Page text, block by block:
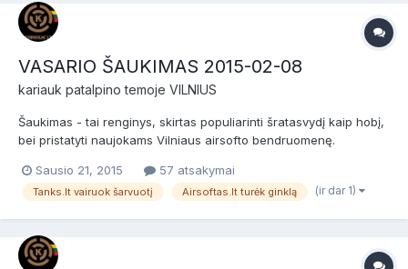
VASARIO ŠAUKIMAS 2015-02-08
kariauk patalpino temoje VILNIUS
Šaukimas - tai renginys, skirtas populiarinti šratasvydį kaip hobį,
bei pristatyti naujokams Vilniaus airsofto bendruomenę.
žaidėjams bei airsofto komandoms. Prieš žaidimą bus NEMOKAMI
dviejų valandų baziniai kariniai mokymai, po jų žaidimas....
Sausio 21, 2015 57 atsakymai
Tanks.lt vairuok šarvuotį Airsoftas.lt turėk ginklą (ir dar 1)